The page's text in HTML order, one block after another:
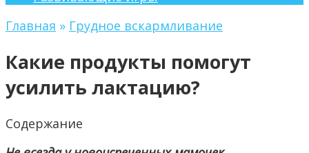
Главная » Грудное вскармливание
Какие продукты помогут
усилить лактацию?
Содержание